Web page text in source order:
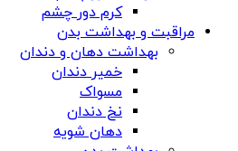
کرم دور چشم
مراقبت و بهداشت بدن
بهداشت دهان و دندان
خمیر دندان
مسواک
نخ دندان
دهان شویه